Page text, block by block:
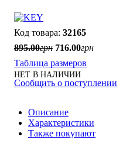
32165
895.00грн 716.00грн
Таблица размеров
НЕТ В НАЛИЧИИ
Сообщить о поступлении
Описание
Характеристики
Также покупают